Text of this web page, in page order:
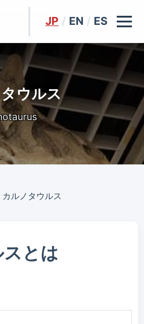
JP / EN / ES
ウルス
カルノタウルス
とは